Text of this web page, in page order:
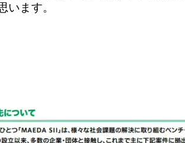
います。